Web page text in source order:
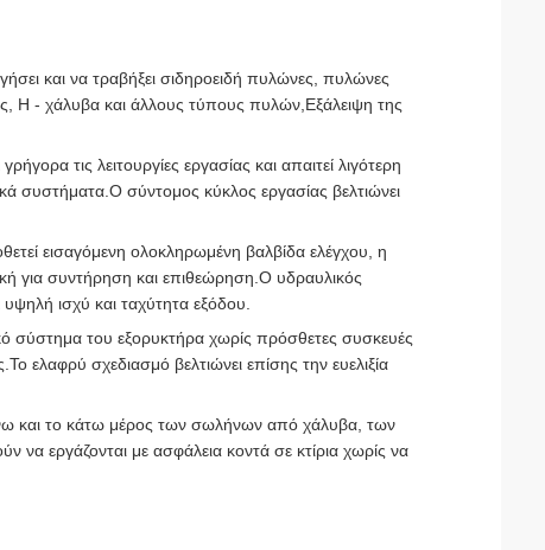
και να τραβήξει σιδηροειδή πυλώνες, πυλώνες
H - χάλυβα και άλλους τύπους πυλών,Εξάλειψη της
τις λειτουργίες εργασίας και απαιτεί λιγότερη
συστήματα.Ο σύντομος κύκλος εργασίας βελτιώνει
εισαγόμενη ολοκληρωμένη βαλβίδα ελέγχου, η
για συντήρηση και επιθεώρηση.Ο υδραυλικός
ισχύ και ταχύτητα εξόδου.
σύστημα του εξορυκτήρα χωρίς πρόσθετες συσκευές
ελαφρύ σχεδιασμό βελτιώνει επίσης την ευελιξία
και το κάτω μέρος των σωλήνων από χάλυβα, των
εργάζονται με ασφάλεια κοντά σε κτίρια χωρίς να